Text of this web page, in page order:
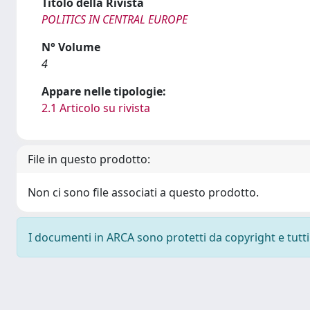
POLITICS IN CENTRAL EUROPE
N° Volume
4
Appare nelle tipologie:
2.1 Articolo su rivista
File in questo prodotto:
Non ci sono file associati a questo prodotto.
I documenti in ARCA sono protetti da copyright e